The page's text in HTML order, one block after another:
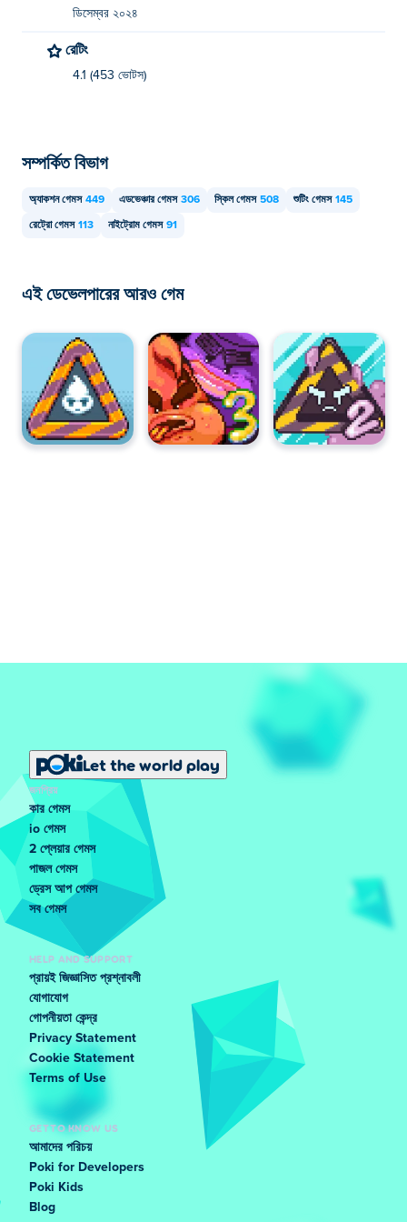
ডিসেম্বর ২০২৪
রেটিং
4.1 (453 ভোটস)
সম্পর্কিত বিভাগ
অ্যাকশন গেমস 449 এডভেঞ্চার গেমস 306 স্কিল গেমস 508 শুটিং গেমস 145
রেট্রো গেমস 113 নাইট্রোম গেমস 91
এই ডেভেলপারের আরও গেম
Let the world play
জনপ্রিয়
কার গেমস
io গেমস
2 প্লেয়ার গেমস
পাজল গেমস
ড্রেস আপ গেমস
সব গেমস
HELP AND SUPPORT
প্রায়ই জিজ্ঞাসিত প্রশ্নাবলী
যোগাযোগ
গোপনীয়তা কেন্দ্র
Privacy Statement
Cookie Statement
Terms of Use
GET TO KNOW US
আমাদের পরিচয়
Poki for Developers
Poki Kids
Blog